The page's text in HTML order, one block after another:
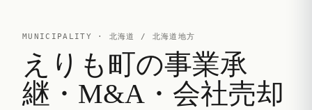
MUNICIPALITY · 北海道 / 北海道地方
えりも町の事業承
継・M&A・会社売却